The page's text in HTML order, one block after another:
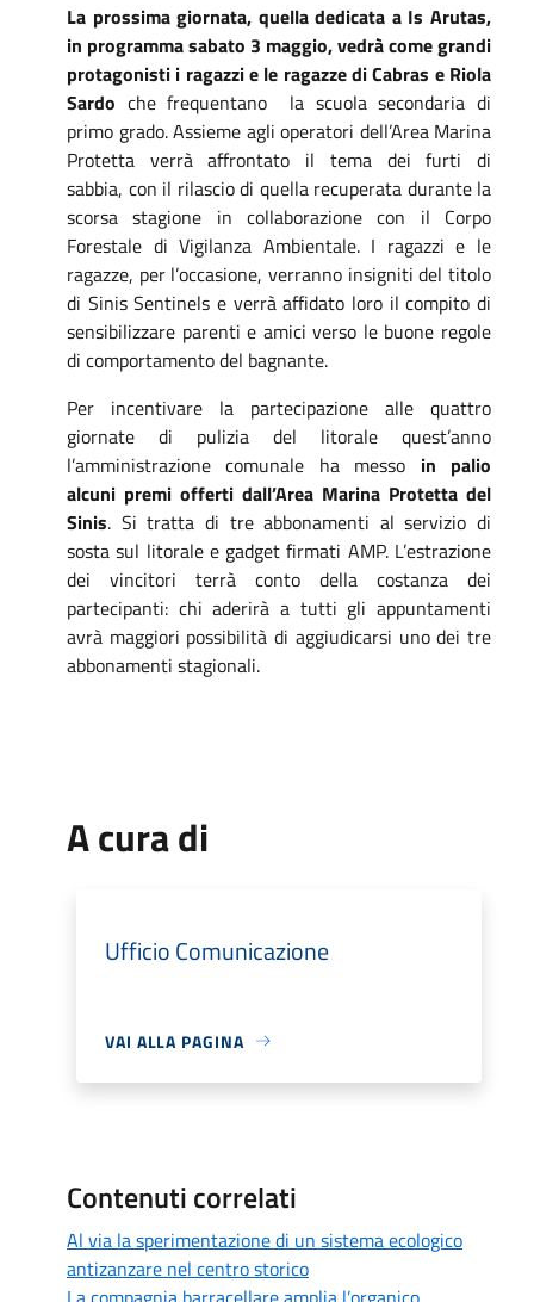
La prossima giornata, quella dedicata a Is Arutas,
in programma sabato 3 maggio, vedrà come grandi
protagonisti i ragazzi e le ragazze di Cabras e Riola
Sardo che frequentano
la scuola secondaria di
primo grado.Assieme agli operatori dell’Area Marina
Protetta verrà affrontato il tema dei furti di
sabbia, con il rilascio di quella recuperata durante la
scorsa stagione in collaborazione con il Corpo
Forestale di Vigilanza Ambientale.I ragazzi e le
ragazze, per l’occasione, verranno insigniti del titolo
di Sinis Sentinels e verrà affidato loro il compito di
sensibilizzare parenti e amici verso le buone regole
di comportamento del bagnante.
Per incentivare la partecipazione alle quattro
giornate di pulizia del litorale quest’anno
l’amministrazione comunale ha messo in palio
alcuni premi offerti dall’Area Marina Protetta del
Sinis. Si tratta di tre abbonamenti al servizio di
sosta sul litorale e gadget firmati AMP. L’estrazione
dei vincitori terrà conto della costanza dei
partecipanti: chi aderirà a tutti gli appuntamenti
avrà maggiori possibilità di aggiudicarsi uno dei tre
abbonamenti stagionali.
A cura di
Ufficio Comunicazione
VAI ALLA PAGINA
Contenuti correlati
Al via la sperimentazione di un sistema ecologico
antizanzare nel centro storico